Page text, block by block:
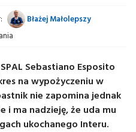
Błażej Małolepszy
Sebastiano Esposito
na wypożyczeniu w
nie zapomina jednak
i ma nadzieję, że uda mu
ukochanego Interu.